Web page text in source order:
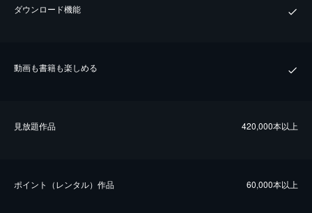
ダウンロード機能
動画も書籍も楽しめる
⾒放題作品 420,000本以上
ポイント（レンタル）作品 60,000本以上